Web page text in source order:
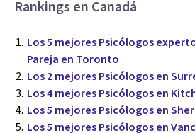
Rankings en Canadá
Los 5 mejores Psicólogos
Pareja en Toronto
Los 2 mejores Psicólogos en
Los 4 mejores Psicólogos en
Los 5 mejores Psicólogos en
Los 5 mejores Psicólogos en